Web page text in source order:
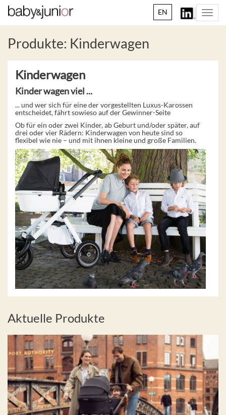
EN
Produkte: Kinderwagen
Kinderwagen
Kinder wagen viel ...
... und wer sich für eine der vorgestellten Luxus-Karossen
entscheidet, fährt sowieso auf der Gewinner-Seite
Ob für ein oder zwei Kinder, ab Geburt und/oder später, auf
drei oder vier Rädern: Kinderwagen von heute sind so
flexibel wie nie – und mit ihnen kleine und große Familien.
Aktuelle Produkte